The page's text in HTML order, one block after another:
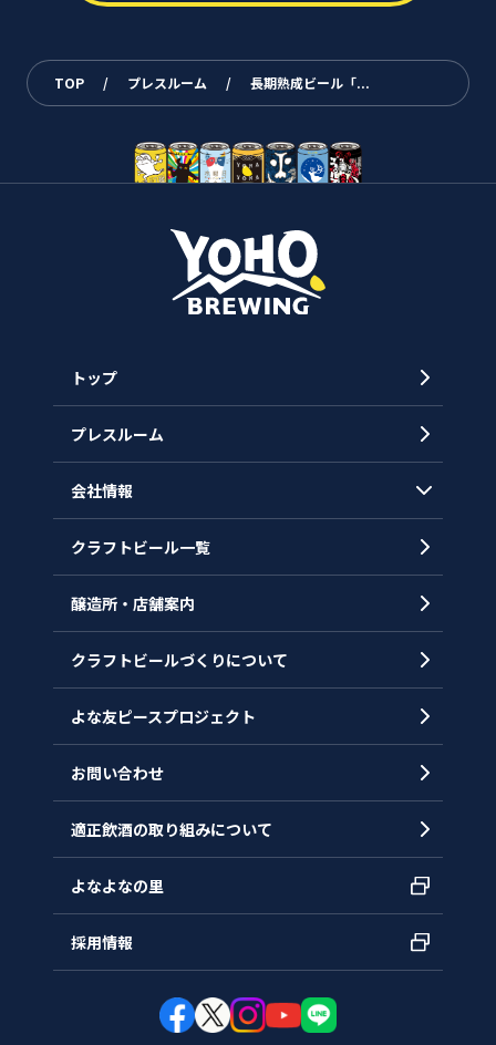
TOP / プレスルーム / 長期熟成ビール「...
トップ
プレスルーム
会社情報
会社概要
沿革
クラフトビール一覧
醸造所・店舗案内
クラフトビールづくりについて
よな友ピースプロジェクト
お問い合わせ
適正飲酒の取り組みについて
よなよなの里
採用情報